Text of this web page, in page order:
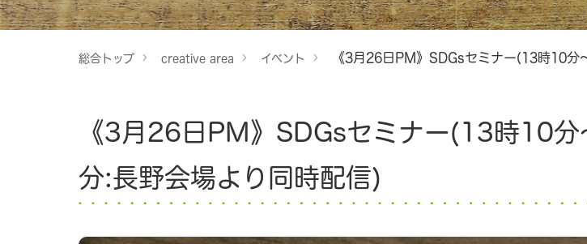
総合トップ creative area イベント 《3月26日PM》SDGsセミナー(13時10
《3月26日PM》SDGsセミナー(13時10
分:長野会場より同時配信)